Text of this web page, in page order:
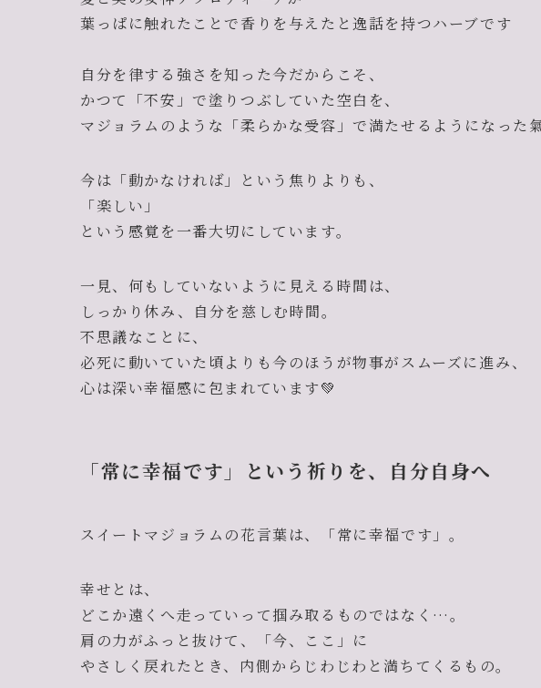
葉っぱに触れたことで香りを与えたと逸話を持つハーブです
自分を律する強さを知った今だからこそ、
かつて「不安」で塗りつぶしていた空白を、
マジョラムのような「柔らかな受容」で満たせるようになった氣
今は「動かなければ」という焦りよりも、
「楽しい」
という感覚を一番大切にしています。
一見、何もしていないように見える時間は、
しっかり休み、自分を慈しむ時間。
不思議なことに、
必死に動いていた頃よりも今のほうが物事がスムーズに進み、
心は深い幸福感に包まれています💚
「常に幸福です」という祈りを、自分自身へ
スイートマジョラムの花言葉は、「常に幸福です」。
幸せとは、
どこか遠くへ走っていって掴み取るものではなく…。
肩の力がふっと抜けて、「今、ここ」に
やさしく戻れたとき、内側からじわじわと満ちてくるもの。